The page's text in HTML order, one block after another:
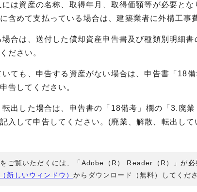
は資産の名称、取得年月、取得価額等が必要と
含めて支払っている場合は、建築業者に外構工事
合は、送付した償却資産申告書及び種類別明細
ださい。
ても、申告する資産がない場合は、申告書「18
告してください。
転出した場合は、申告書の「18備考」欄の「
入して申告してください。(廃業、解散、転出し
ご覧いただくには、「Adobe（R） Reader（R）」が必
新しいウィンドウ）からダウンロード（無料）してくださ